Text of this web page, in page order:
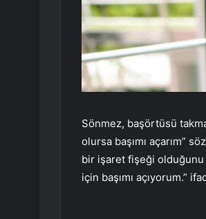
Sönmez, başörtüsü
olursa başımı açarım”
bir işaret fişeği
için başımı açıyorum.”